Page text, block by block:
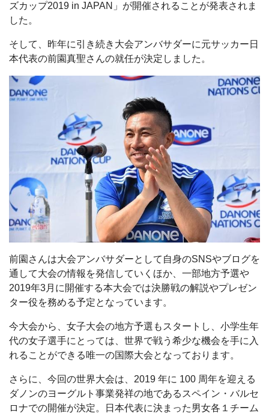
ズカップ2019 in JAPAN」が開催されることが発表されま
した。
そして、昨年に引き続き大会アンバサダーに元サッカー日
本代表の前園真聖さんの就任が決定しました。
前園さんは大会アンバサダーとして自身のSNSやブログを
通して大会の情報を発信していくほか、一部地方予選や
2019年3月に開催する本大会では決勝戦の解説やプレゼン
ター役を務める予定となっています。
今大会から、女子大会の地方予選もスタートし、小学生年
代の女子選手にとっては、世界で戦う希少な機会を手に入
れることができる唯一の国際大会となっております。
さらに、今回の世界大会は、2019 年に 100 周年を迎える
ダノンのヨーグルト事業発祥の地であるスペイン・バルセ
ロナでの開催が決定。日本代表に決まった男女各１チーム